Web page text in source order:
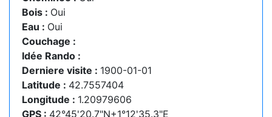
Bois : Oui
Eau : Oui
Couchage :
Idée Rando :
Derniere visite : 1900-01-01
Latitude : 42.7557404
Longitude : 1.20979606
GPS : 42°45'20.7"N+1°12'35.3"E